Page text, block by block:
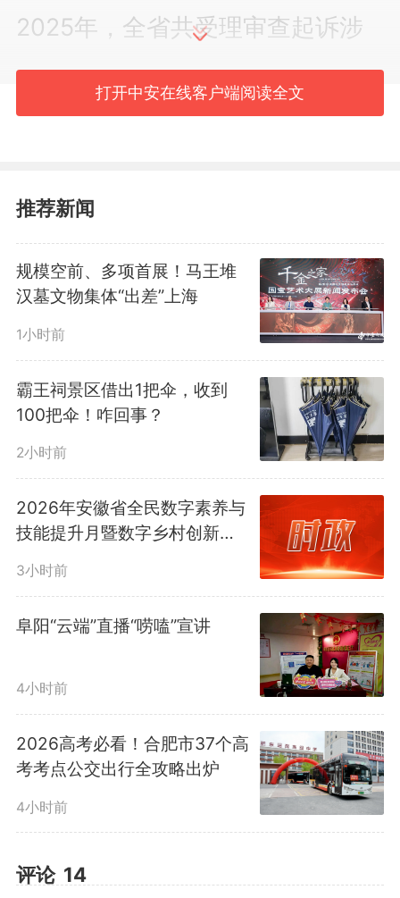
2025年，全省共受理审查起诉涉
未成年人案件18648件。对侵害未
成年人犯罪批捕9639人，起诉
4136人，起诉7955人，附条件不
起诉4782人。其中2024年以来受
理审查起诉未成年人犯罪同比持续
下降，2025年受理审查起诉未成
年人犯罪和起诉侵害未成年人犯罪
同比“双下降”，涉未成年人犯罪预
防和治理工作成效明显。
省检察院相关负责人介绍，我
省检察机关坚持“预防就是保护，
惩治也是挽救”原则，对主观恶性
大、犯罪情节恶劣的低龄未成年人
严重暴力犯罪依法报请最高检核准
追诉。坚持“教育、感化、挽救”方
针，认真落实未成年人刑事案件特
别程序，做细社会调查，依法适用
相对不起诉和附条件不起诉。 依
打开中安在线客户端阅读全文
推荐新闻
规模空前、多项首展！马王堆
汉墓文物集体“出差”上海
1小时前
霸王祠景区借出1把伞，收到
100把伞！咋回事？
2小时前
2026年安徽省全民数字素养与
技能提升月暨数字乡村创新大
3小时前
阜阳“云端”直播“唠嗑”宣讲
4小时前
2026高考必看！合肥市37个高
考考点公交出行全攻略出炉
4小时前
评论 14